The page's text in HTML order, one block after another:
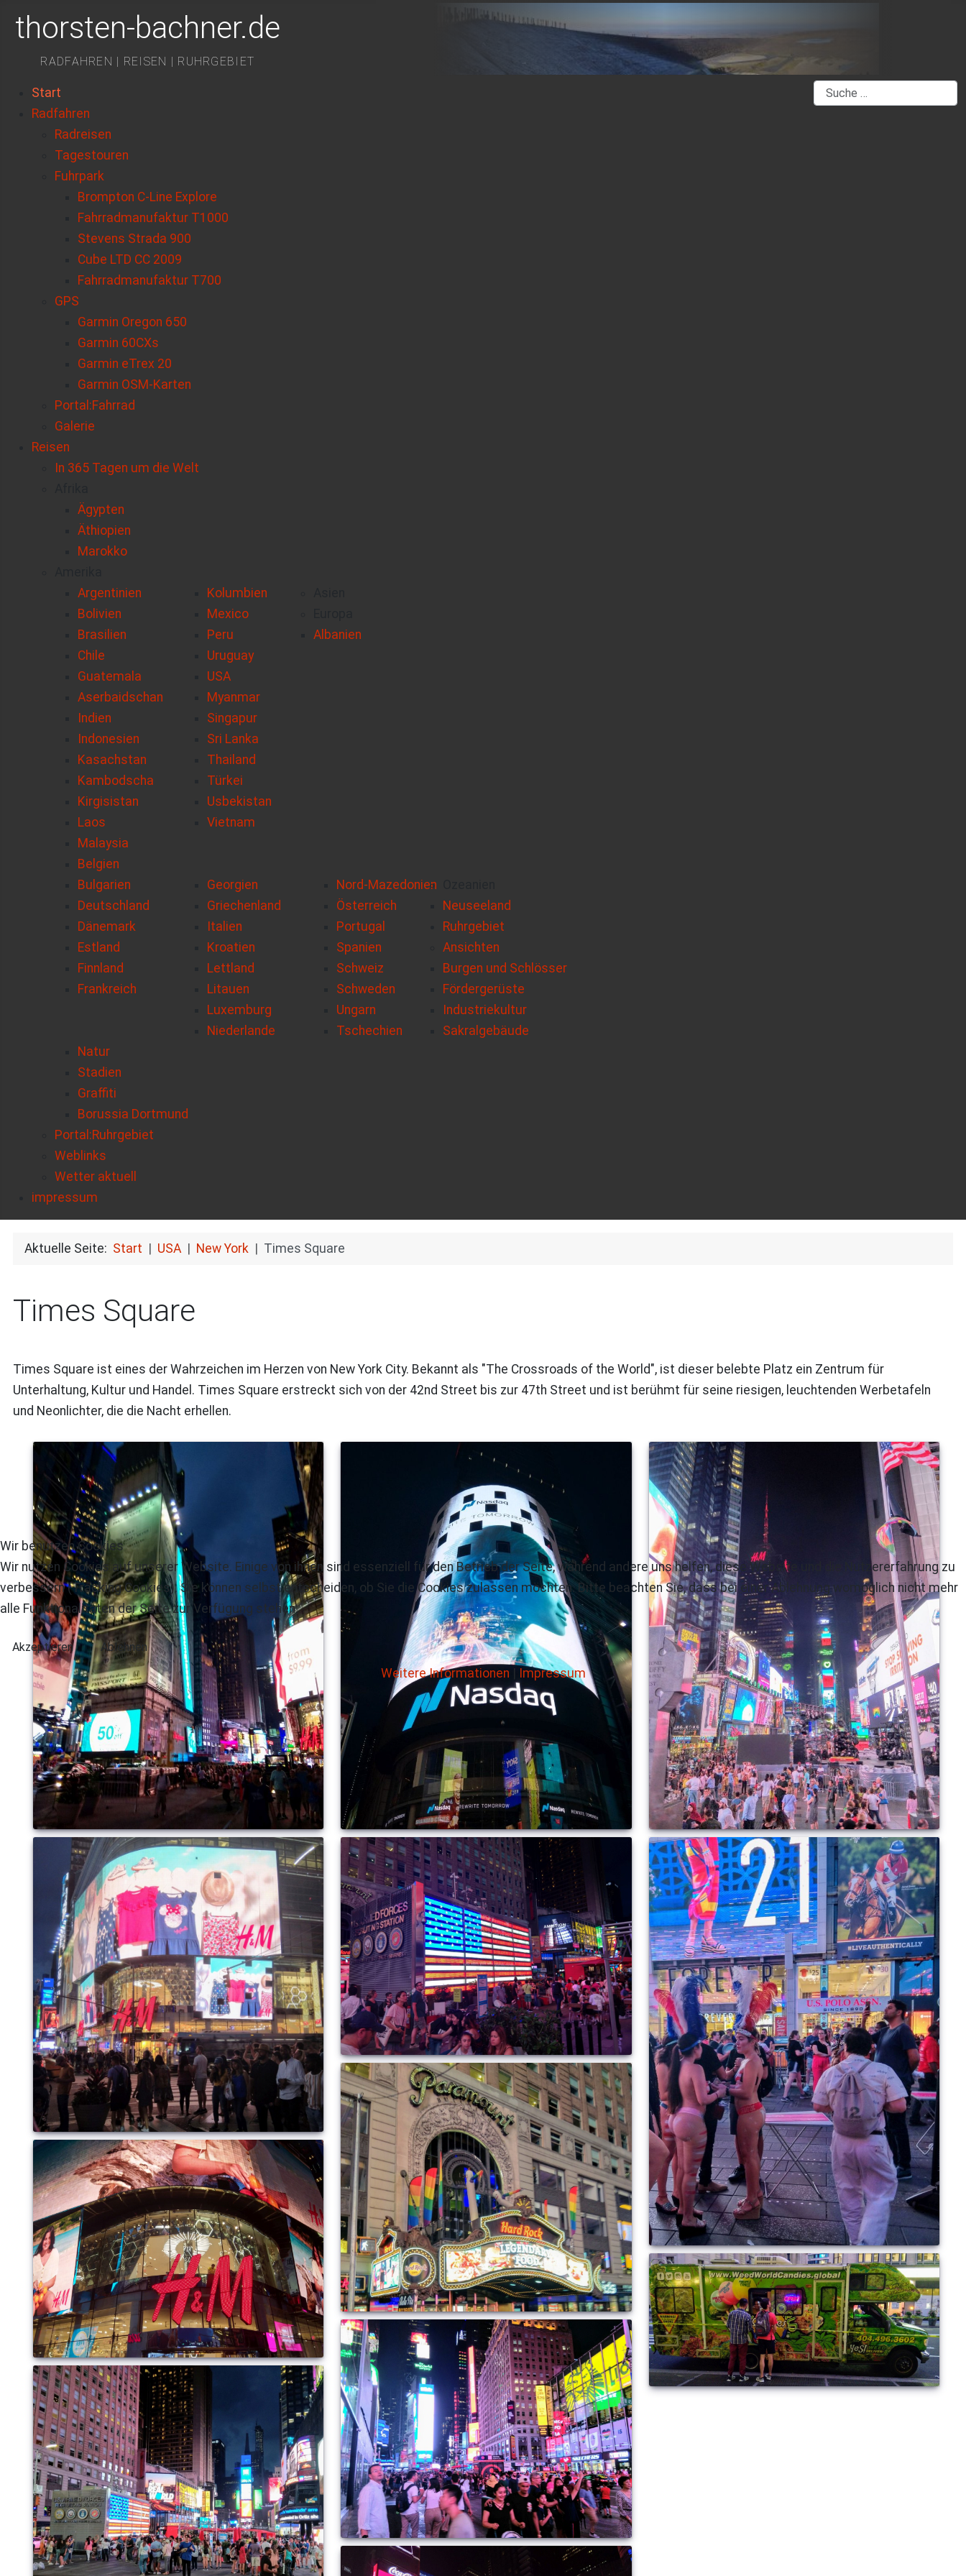
thorsten-bachner.de
RADFAHREN | REISEN | RUHRGEBIET
Start
Radfahren
Radreisen
Tagestouren
Fuhrpark
Brompton C-Line Explore
Fahrradmanufaktur T1000
Stevens Strada 900
Cube LTD CC 2009
Fahrradmanufaktur T700
GPS
Garmin Oregon 650
Garmin 60CXs
Garmin eTrex 20
Garmin OSM-Karten
Portal:Fahrrad
Galerie
Reisen
In 365 Tagen um die Welt
Ägypten
Äthiopien
Marokko
Argentinien
Bolivien
Brasilien
Chile
Guatemala
Kolumbien
Mexico
Peru
Uruguay
USA
Aserbaidschan
Indien
Indonesien
Kasachstan
Kambodscha
Kirgisistan
Laos
Malaysia
Myanmar
Singapur
Sri Lanka
Thailand
Türkei
Usbekistan
Vietnam
Albanien
Belgien
Bulgarien
Deutschland
Dänemark
Estland
Finnland
Frankreich
Georgien
Griechenland
Italien
Kroatien
Lettland
Litauen
Luxemburg
Niederlande
Nord-Mazedonien
Österreich
Portugal
Spanien
Schweiz
Schweden
Ungarn
Tschechien
Neuseeland
Ruhrgebiet
Ansichten
Burgen und Schlösser
Fördergerüste
Industriekultur
Sakralgebäude
Natur
Stadien
Graffiti
Borussia Dortmund
Portal:Ruhrgebiet
Weblinks
Wetter aktuell
impressum
Suchen
Aktuelle Seite: Start USA New York Times Square
Times Square
Times Square ist eines der Wahrzeichen im Herzen von New York City. Bekannt als "The Crossroads of the World", ist dieser belebte Platz ein Zentrum für
Unterhaltung, Kultur und Handel. Times Square erstreckt sich von der 42nd Street bis zur 47th Street und ist berühmt für seine riesigen, leuchtenden Werbetafeln
und Neonlichter, die die Nacht erhellen.
Wir benutzen Cookies
Wir nutzen Cookies auf unserer Website. Einige von ihnen sind essenziell für den Betrieb der Seite, während andere uns helfen, diese Website und die Nutzererfahrung zu
verbessern (Tracking Cookies). Sie können selbst entscheiden, ob Sie die Cookies zulassen möchten. Bitte beachten Sie, dass bei einer Ablehnung womöglich nicht mehr
alle Funktionalitäten der Seite zur Verfügung stehen.
Akzeptieren Ablehnen
Weitere Informationen Impressum